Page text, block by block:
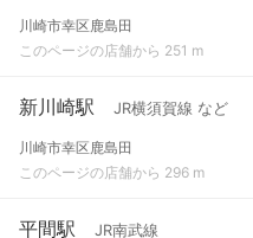
川崎市幸区鹿島田
このページの店舗から 251 m
新川崎駅 JR横須賀線 など
川崎市幸区鹿島田
このページの店舗から 296 m
平間駅 JR南武線